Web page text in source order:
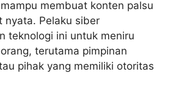
membuat konten palsu
nyata. Pelaku siber
teknologi ini untuk meniru
terutama pimpinan
pihak yang memiliki otoritas